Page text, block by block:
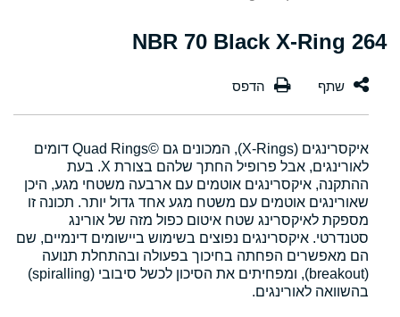
264 NBR 70 Black X-Ring
איקסרינגים (X-Rings), המכונים גם Quad Rings©‎ דומים
לאורינגים, אבל פרופיל החתך שלהם בצורת X. בעת
ההתקנה, איקסרינגים אוטמים עם ארבעה משטחי מגע, היכן
שאורינגים אוטמים עם משטח מגע אחד גדול יותר. תכונה זו
מספקת לאיקסרינג שטח איטום כפול מזה של אורינג
סטנדרטי. איקסרינגים נפוצים בשימוש ביישומים דינמיים, שם
הם מאפשרים הפחתה בחיכוך בפעולה ובהתחלת תנועה
(breakout), ומפחיתים את הסיכון לכשל סיבובי (spiralling)
בהשוואה לאורינגים.